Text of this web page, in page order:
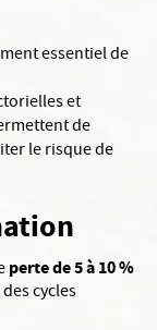
essentiel de
et
de
le risque de
perte de 5 à 10 %
cycles